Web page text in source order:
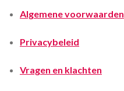
Algemene voorwaarden
Privacybeleid
Vragen en klachten